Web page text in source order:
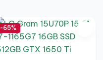
-65%